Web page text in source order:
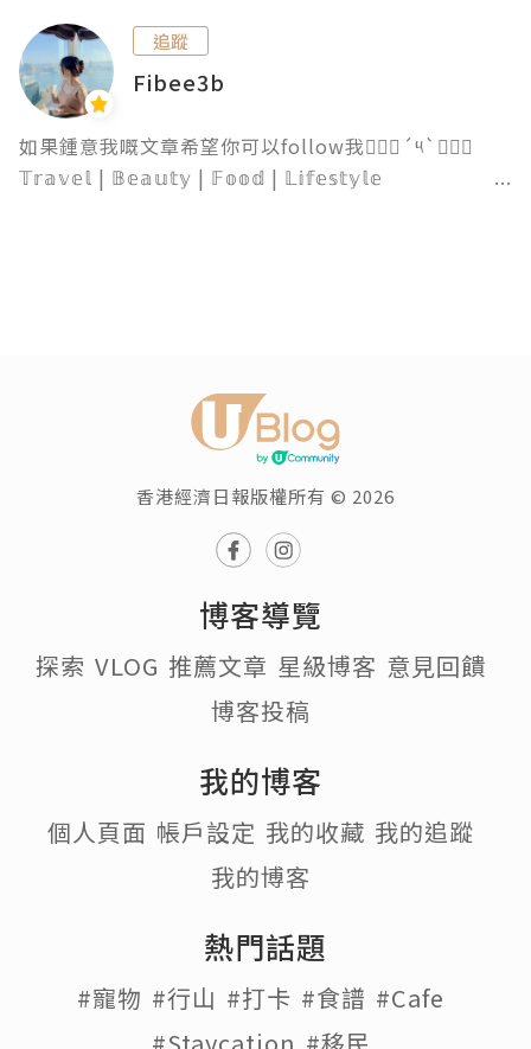
追蹤
Fibee3b
如果鍾意我嘅文章希望你可以follow我๑⃙⃘´༥`๑⃙⃘
𝕋𝕣𝕒𝕧𝕖𝕝 | 𝔹𝕖𝕒𝕦𝕥𝕪 | 𝔽𝕠𝕠𝕕 | 𝕃𝕚𝕗𝕖𝕤𝕥𝕪𝕝𝕖
香港經濟日報版權所有 © 2026
博客導覽
探索 VLOG 推薦文章 星級博客 意見回饋
博客投稿
我的博客
個人頁面 帳戶設定 我的收藏 我的追蹤
我的博客
熱門話題
#寵物 #行山 #打卡 #食譜 #Cafe
#Staycation #移民